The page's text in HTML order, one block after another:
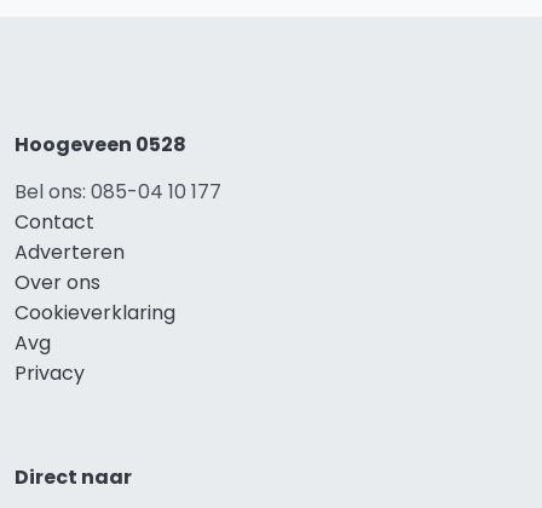
Hoogeveen 0528
Bel ons: 085-04 10 177
Contact
Adverteren
Over ons
Cookieverklaring
Avg
Privacy
Direct naar